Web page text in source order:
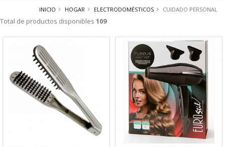
INICIO HOGAR ELECTRODOMÉSTICOS CUIDADO PERSONAL
Total de productos disponibles 109